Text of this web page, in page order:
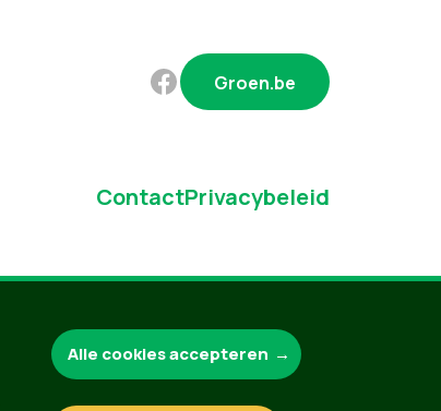
Groen.be
ContactPrivacybeleid
Alle cookies accepteren